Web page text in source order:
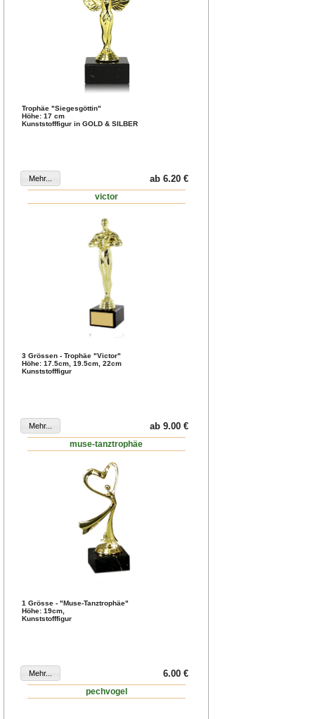
Trophäe "Siegesgöttin"
Höhe: 17 cm
Kunststofffigur in GOLD & SILBER
ab 6.20 €
victor
3 Grössen - Trophäe "Victor"
Höhe: 17.5cm, 19.5cm, 22cm
Kunststofffigur
ab 9.00 €
muse-tanztrophäe
1 Grösse - "Muse-Tanztrophäe"
Höhe: 19cm,
Kunststofffigur
6.00 €
pechvogel